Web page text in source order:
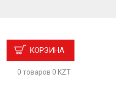
КОРЗИНА
0 товаров 0 KZT